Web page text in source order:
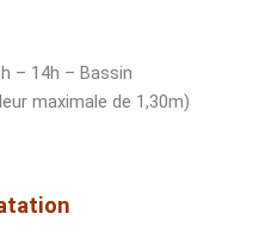
– 14h – Bassin
maximale de 1,30m)